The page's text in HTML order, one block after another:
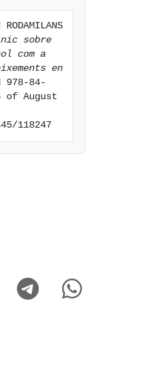
sobre
com a
en
978-84-
of August
118247